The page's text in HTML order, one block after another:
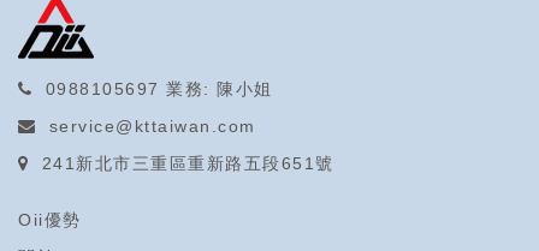
0988105697 業務: 陳小姐
service@kttaiwan.com
241新北市三重區重新路五段651號
Oii優勢